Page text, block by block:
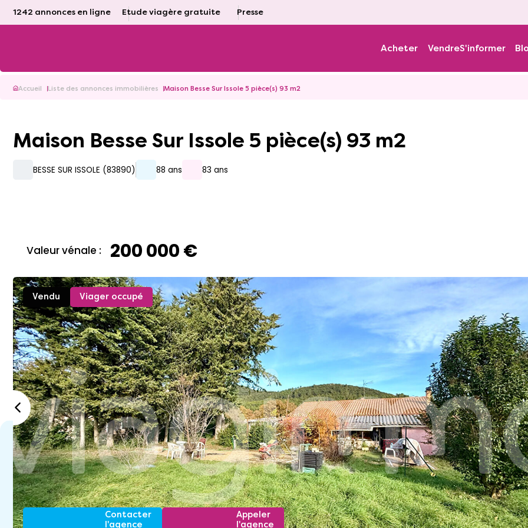
1242 annonces en ligne Etude viagère gratuite Presse
Acheter VendreS'informer
Accueil Liste des annonces immobilières Maison Besse Sur Issole 5 pièce(s) 93 m2
Maison Besse Sur Issole 5 pièce(s) 93 m2
BESSE SUR ISSOLE (83890) 88 ans 83 ans
Valeur vénale : 200 000 €
Vendu Viager occupé
Contacter
l'agence
Appeler
l'agence